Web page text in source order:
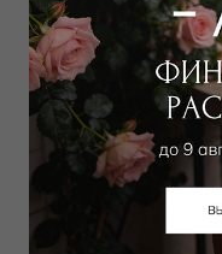
10 000₽